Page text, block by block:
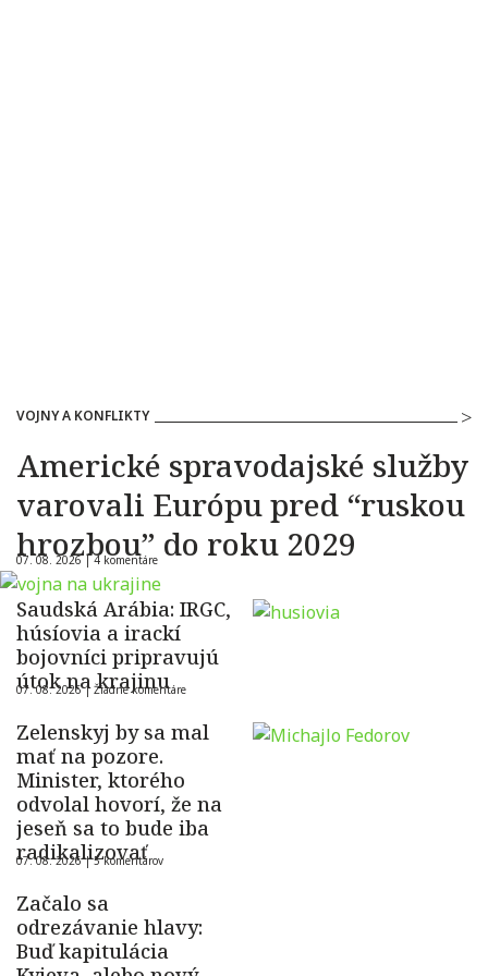
VOJNY A KONFLIKTY
Americké spravodajské služby
varovali Európu pred “ruskou
hrozbou” do roku 2029
07. 08. 2026 |4 komentáre
Saudská Arábia: IRGC,
húsíovia a irackí
bojovníci pripravujú
útok na krajinu
07. 08. 2026 |Žiadne komentáre
Zelenskyj by sa mal
mať na pozore.
Minister, ktorého
odvolal hovorí, že na
jeseň sa to bude iba
radikalizovať
07. 08. 2026 |5 komentárov
Začalo sa
odrezávanie hlavy:
Buď kapitulácia